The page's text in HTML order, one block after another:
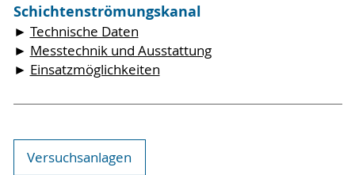
Schichtenströmungskanal
► Technische Daten
► Messtechnik und Ausstattung
► Einsatzmöglichkeiten
Versuchsanlagen